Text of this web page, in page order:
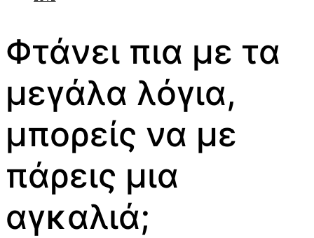
Φτάνει πια με τα
μεγάλα λόγια,
μπορείς να με
πάρεις μια
αγκαλιά;